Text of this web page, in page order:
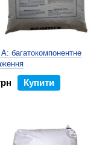
багатокомпонентне
Купити